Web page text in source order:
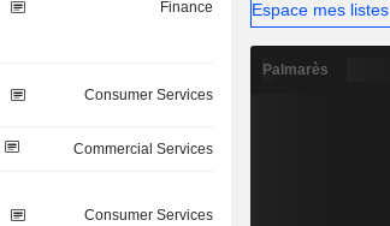
Finance
Consumer Services
Commercial Services
Consumer Services
Espace mes listes
Palmarès